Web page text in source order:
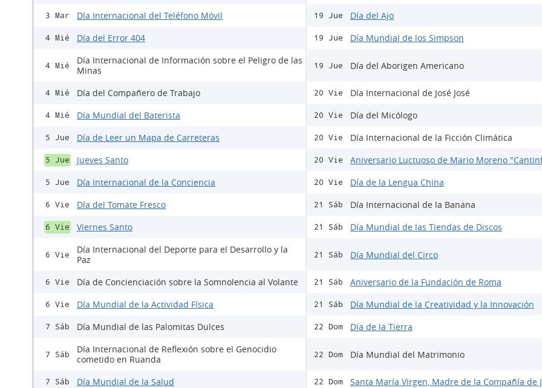
3 Mar Día Internacional del Teléfono Móvil
4 Mié Día del Error 404
4 Mié
Día Internacional de Información sobre el Peligro de las
Minas
4 Mié Día del Compañero de Trabajo
4 Mié Día Mundial del Baterista
5 Jue Día de Leer un Mapa de Carreteras
5 Jue Jueves Santo
5 Jue Día Internacional de la Conciencia
6 Vie Día del Tomate Fresco
6 Vie Viernes Santo
6 Vie
Día Internacional del Deporte para el Desarrollo y la
Paz
6 Vie Día de Concienciación sobre la Somnolencia al Volante
6 Vie Día Mundial de la Actividad Física
7 Sáb Día Mundial de las Palomitas Dulces
7 Sáb
Día Internacional de Reflexión sobre el Genocidio
cometido en Ruanda
7 Sáb Día Mundial de la Salud
19 Jue Día del Ajo
19 Jue Día Mundial de los Simpson
19 Jue Día del Aborigen Americano
20 Vie Día Internacional de José José
20 Vie Día del Micólogo
20 Vie Día Internacional de la Ficción Climática
20 Vie Aniversario Luctuoso de Mario Moreno
20 Vie Día de la Lengua China
21 Sáb Día Internacional de la Banana
21 Sáb Día Mundial de las Tiendas de Discos
21 Sáb Día Mundial del Circo
21 Sáb Aniversario de la Fundación de Roma
21 Sáb Día Mundial de la Creatividad y la Innovación
22 Dom Día de la Tierra
22 Dom Día Mundial del Matrimonio
22 Dom Santa María Virgen, Madre de la Compañía de